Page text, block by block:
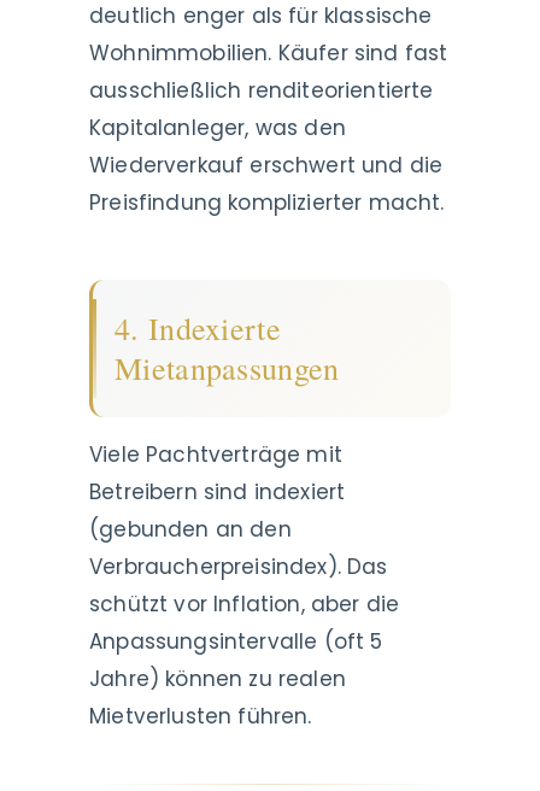
deutlich enger als für klassische
Wohnimmobilien. Käufer sind fast
ausschließlich renditeorientierte
Kapitalanleger, was den
Wiederverkauf erschwert und die
Preisfindung komplizierter macht.
4. Indexierte
Mietanpassungen
Viele Pachtverträge mit
Betreibern sind indexiert
(gebunden an den
Verbraucherpreisindex). Das
schützt vor Inflation, aber die
Anpassungsintervalle (oft 5
Jahre) können zu realen
Mietverlusten führen.